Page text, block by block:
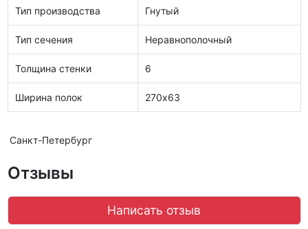
Тип производства Гнутый
Тип сечения Неравнополочный
Толщина стенки 6
Ширина полок 270х63
Санкт-Петербург
Отзывы
Написать отзыв